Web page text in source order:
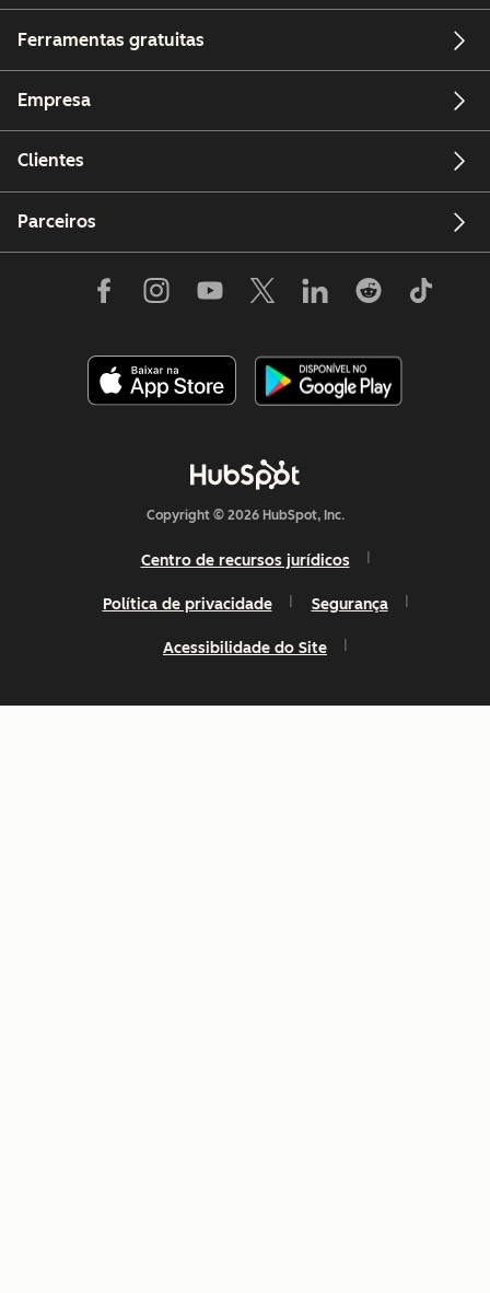
Ferramentas gratuitas
Empresa
Clientes
Parceiros
Copyright © 2026 HubSpot, Inc.
Centro de recursos jurídicos
Política de privacidade Segurança
Acessibilidade do Site